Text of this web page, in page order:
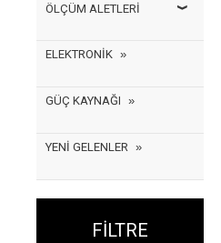
ÖLÇÜM ALETLERİ
ELEKTRONİK
GÜÇ KAYNAĞI
YENİ GELENLER
FILTRE